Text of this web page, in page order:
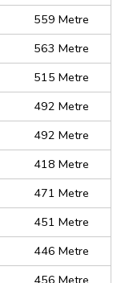
559 Metre
563 Metre
515 Metre
492 Metre
492 Metre
418 Metre
471 Metre
451 Metre
446 Metre